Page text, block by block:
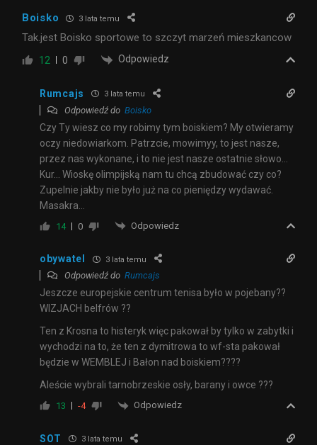
Boisko 3 lata temu
Tak.jest Boisko sportowe to szczyt marzeń mieszkancow
12 0 Odpowiedz
Rumcajs 3 lata temu
Odpowiedź do Boisko
Czy Ty wiesz co my robimy tym boiskiem? My otwieramy
oczy niedowiarkom. Patrzcie, mowimyy, to jest nasze,
przez nas wykonane, i to nie jest nasze ostatnie słowo…
Kur… Wioskę olimpijską nam tu chcą zbudować czy co?
Zupelnie jakby nie było już na co pieniędzy wydawać.
Masakra…
14 0 Odpowiedz
obywatel 3 lata temu
Odpowiedź do Rumcajs
Jeszcze europejskie centrum tenisa było w pojebany??
WIZJACH belfrów ??
Ten z Krosna to histeryk więc pakował by tylko w zabytki i
wychodzi na to, że ten z dymitrowa to wf-sta pakował
będzie w WEMBLEJ i Bałon nad boiskiem????
Aleście wybrali tarnobrzeskie osły, barany i owce ???
13 -4 Odpowiedz
SOT 3 lata temu